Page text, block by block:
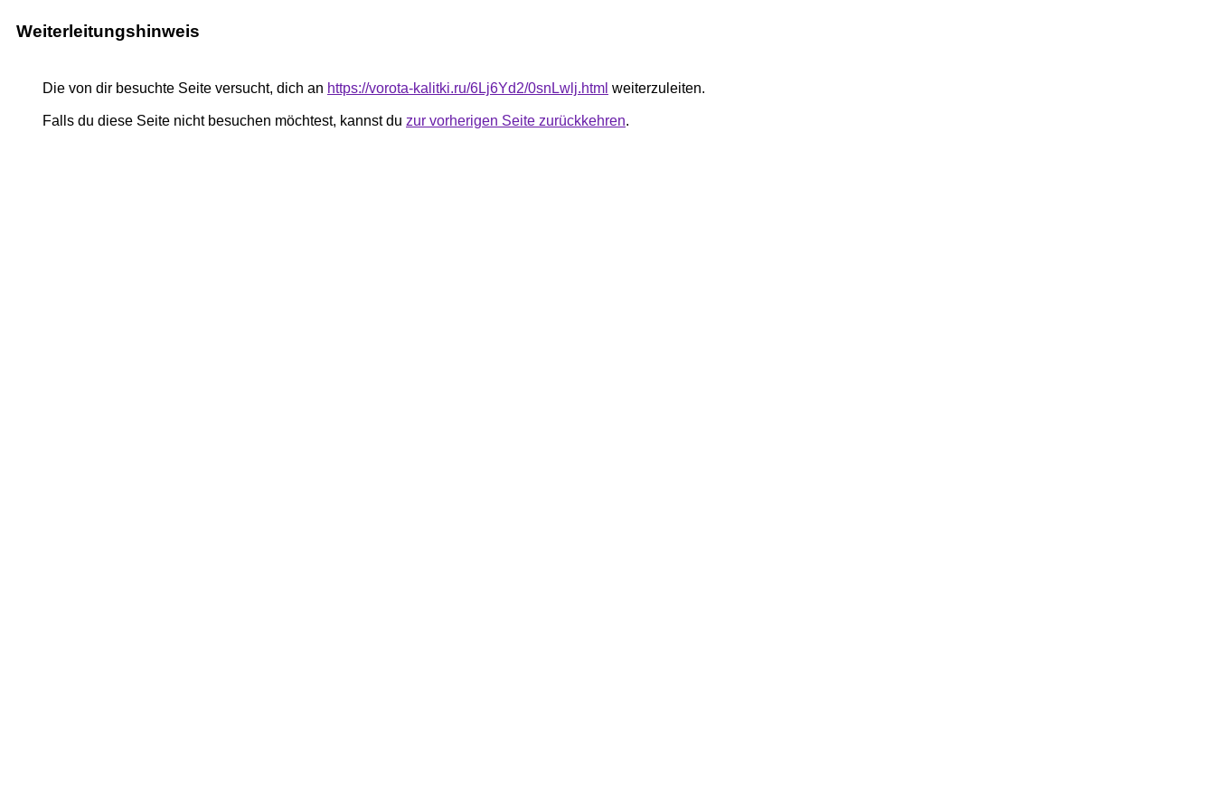
Weiterleitungshinweis
Die von dir besuchte Seite versucht, dich an https://vorota-kalitki.ru/6Lj6Yd2/0snLwlj.html weiterzuleiten.
Falls du diese Seite nicht besuchen möchtest, kannst du zur vorherigen Seite zurückkehren.